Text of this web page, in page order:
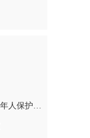
湖南省实施《中华人民共和国未成年人保护法》若干规定